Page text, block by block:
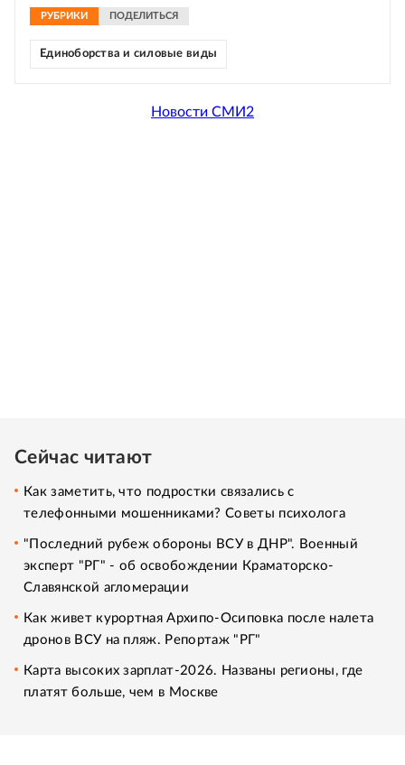
РУБРИКИ ПОДЕЛИТЬСЯ
Единоборства и силовые виды
Новости СМИ2
Сейчас читают
Как заметить, что подростки связались с
телефонными мошенниками? Советы психолога
"Последний рубеж обороны ВСУ в ДНР". Военный
эксперт "РГ" - об освобождении Краматорско-
Славянской агломерации
Как живет курортная Архипо-Осиповка после налета
дронов ВСУ на пляж. Репортаж "РГ"
Карта высоких зарплат-2026. Названы регионы, где
платят больше, чем в Москве